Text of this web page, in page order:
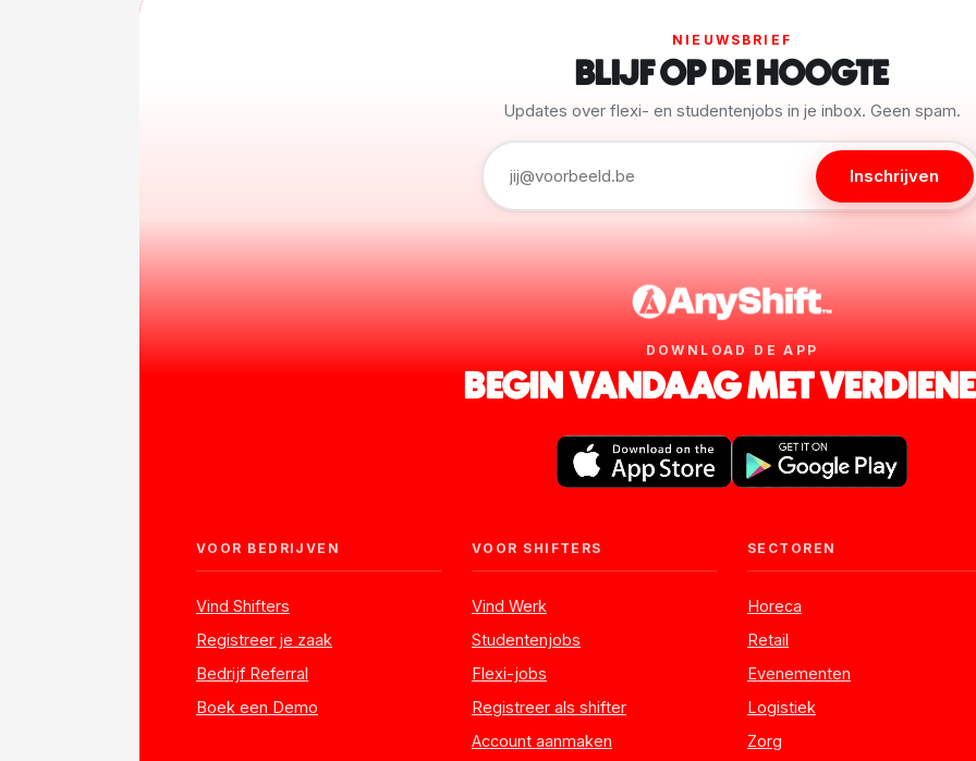
NIEUWSBRIEF
BLIJF OP DE HOOGTE
Updates over flexi- en studentenjobs in je inbox. Geen spam.
Inschrijven
DOWNLOAD DE APP
BEGIN VANDAAG MET
VOOR BEDRIJVEN
Vind Shifters
Registreer je zaak
Bedrijf Referral
Boek een Demo
VOOR SHIFTERS
Vind Werk
Studentenjobs
Flexi-jobs
Registreer als shifter
Account aanmaken
SECTOREN
Horeca
Retail
Evenementen
Logistiek
Zorg